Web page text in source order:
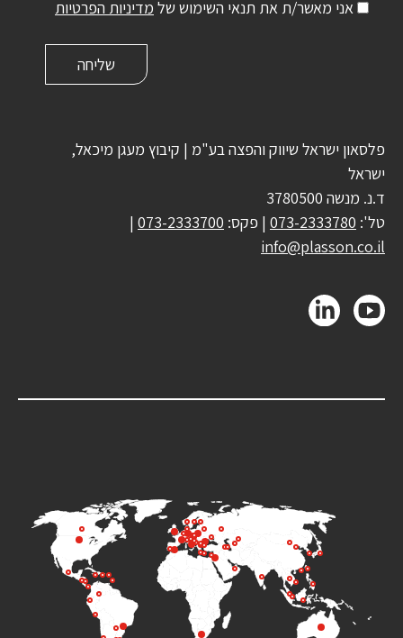
אני מאשר/ת את תנאי השימוש של מדיניות הפרטיות
פלסאון ישראל שיווק והפצה בע"מ | קיבוץ מעגן מיכאל,
ישראל
ד.נ. מנשה 3780500
טל': 073-2333780 | פקס: 073-2333700
|
info@plasson.co.il